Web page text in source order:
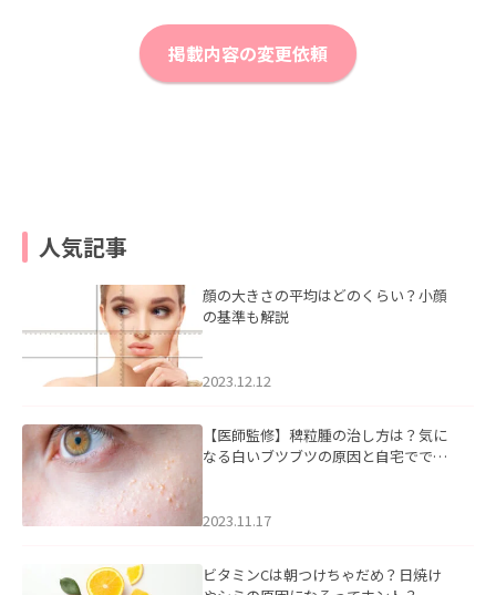
掲載内容の変更依頼
人気記事
顔の大きさの平均はどのくらい？小顔
の基準も解説
2023.12.12
【医師監修】稗粒腫の治し方は？気に
なる白いブツブツの原因と自宅ででき
2023.11.17
ビタミンCは朝つけちゃだめ？日焼け